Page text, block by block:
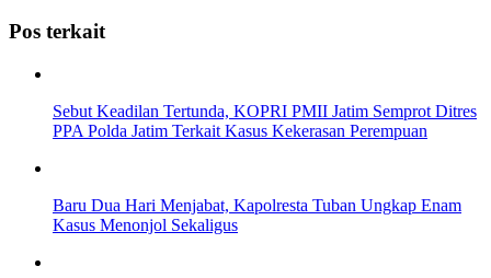
Pos terkait
Sebut Keadilan Tertunda, KOPRI PMII Jatim Semprot Ditres
PPA Polda Jatim Terkait Kasus Kekerasan Perempuan
Baru Dua Hari Menjabat, Kapolresta Tuban Ungkap Enam
Kasus Menonjol Sekaligus